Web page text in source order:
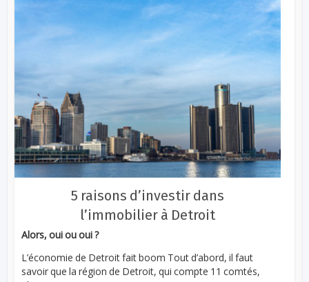
5 raisons d’investir dans
l’immobilier à Detroit
Alors, oui ou oui ?
L’économie de Detroit fait boom Tout d’abord, il faut
savoir que la région de Detroit, qui compte 11 comtés,